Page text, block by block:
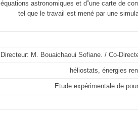
équations astronomiques et d‟une carte de
tel que le travail est mené par une
Directeur: M. Bouaichaoui Sofiane. / Co-
héliostats, énergies
Etude expérimentale de